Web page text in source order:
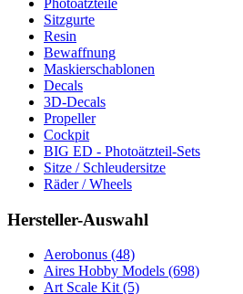
Sitzgurte
Resin
Bewaffnung
Maskierschablonen
Decals
3D-Decals
Propeller
Cockpit
BIG ED - Photoätzteil-Sets
Sitze / Schleudersitze
Räder / Wheels
Hersteller-Auswahl
Aerobonus (48)
Aires Hobby Models (698)
Art Scale Kit (5)